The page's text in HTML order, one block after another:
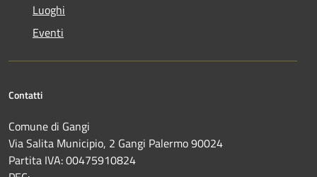
Luoghi
Eventi
Contatti
Comune di Gangi
Via Salita Municipio, 2 Gangi Palermo 90024
Partita IVA: 00475910824